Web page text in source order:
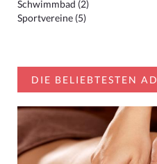
Schwimmbad (2)
Sportvereine (5)
DIE BELIEBTESTEN